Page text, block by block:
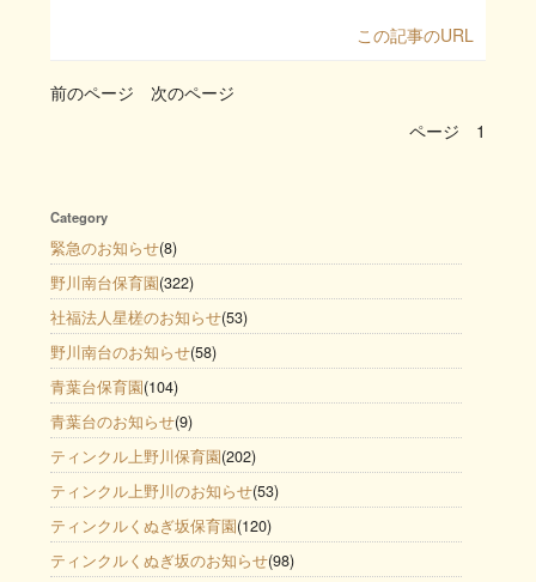
この記事のURL
前のページ
次のページ
ページ
1
Category
緊急のお知らせ(8)
野川南台保育園(322)
社福法人星槎のお知らせ(53)
野川南台のお知らせ(58)
青葉台保育園(104)
青葉台のお知らせ(9)
ティンクル上野川保育園(202)
ティンクル上野川のお知らせ(53)
ティンクルくぬぎ坂保育園(120)
ティンクルくぬぎ坂のお知らせ(98)